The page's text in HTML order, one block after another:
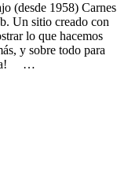
(desde 1958) Carnes
Un sitio creado con
lo que hacemos
y sobre todo para
…